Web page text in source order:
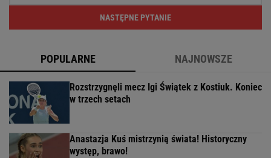
NASTĘPNE PYTANIE
POPULARNE NAJNOWSZE
Rozstrzygnęli mecz Igi Świątek z Kostiuk. Koniec
w trzech setach
Anastazja Kuś mistrzynią świata! Historyczny
występ, brawo!